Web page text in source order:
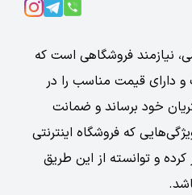
نیازمند فروشگاهی است که
و دارای قیمت مناسب را در
خود برساند و ضمانت
که فروشگاه اینترنتی
و توانسته از این طریق